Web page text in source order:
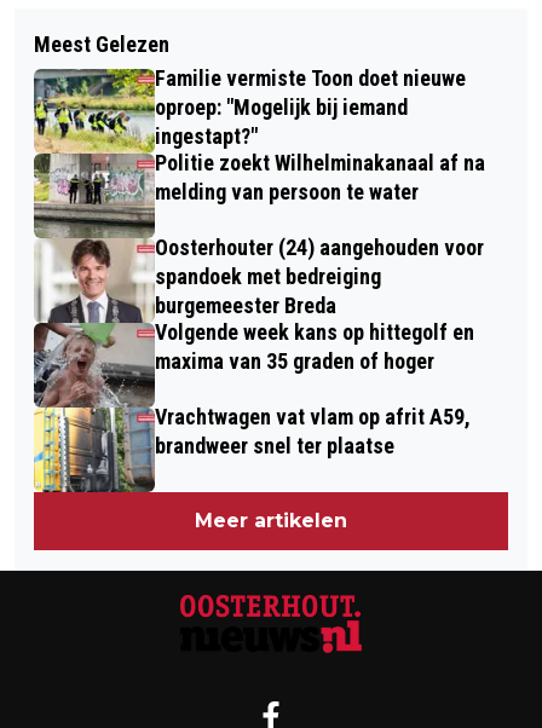
POLITIE VERMOEDT BRANDSTICHTING
BIJ AFVALVERWERKINGSBEDRIJF EN
ROEPT GETUIGEN OP ZICH TE MELDEN
MEERDERE HUISDIEREN GERED BIJ
BRAND IN WONING ASTERSTRAAT
Meest Gelezen
Familie vermiste Toon doet nieuwe
oproep: "Mogelijk bij iemand
ingestapt?"
Politie zoekt Wilhelminakanaal af na
melding van persoon te water
Oosterhouter (24) aangehouden voor
spandoek met bedreiging
burgemeester Breda
Volgende week kans op hittegolf en
maxima van 35 graden of hoger
Vrachtwagen vat vlam op afrit A59,
brandweer snel ter plaatse
Meer artikelen